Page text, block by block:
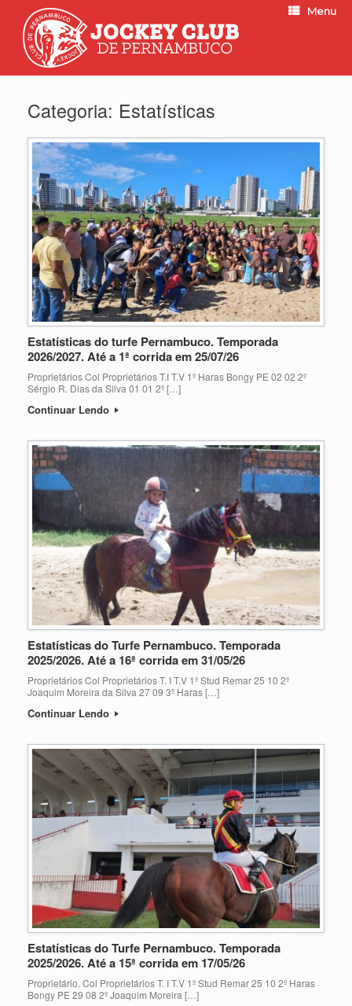
Menu
Categoria: Estatísticas
Estatísticas do turfe Pernambuco. Temporada
2026/2027. Até a 1ª corrida em 25/07/26
Proprietários Col Proprietários T.I T.V 1º Haras Bongy PE 02 02 2º
Sérgio R. Dias da Silva 01 01 2º […]
Continuar Lendo
Estatísticas do Turfe Pernambuco. Temporada
2025/2026. Até a 16ª corrida em 31/05/26
Proprietários Col Proprietários T. I T.V 1º Stud Remar 25 10 2º
Joaquim Moreira da Silva 27 09 3º Haras […]
Continuar Lendo
Estatísticas do Turfe Pernambuco. Temporada
2025/2026. Até a 15ª corrida em 17/05/26
Proprietário. Col Proprietários T. I T.V 1º Stud Remar 25 10 2º Haras
Bongy PE 29 08 2º Joaquim Moreira […]